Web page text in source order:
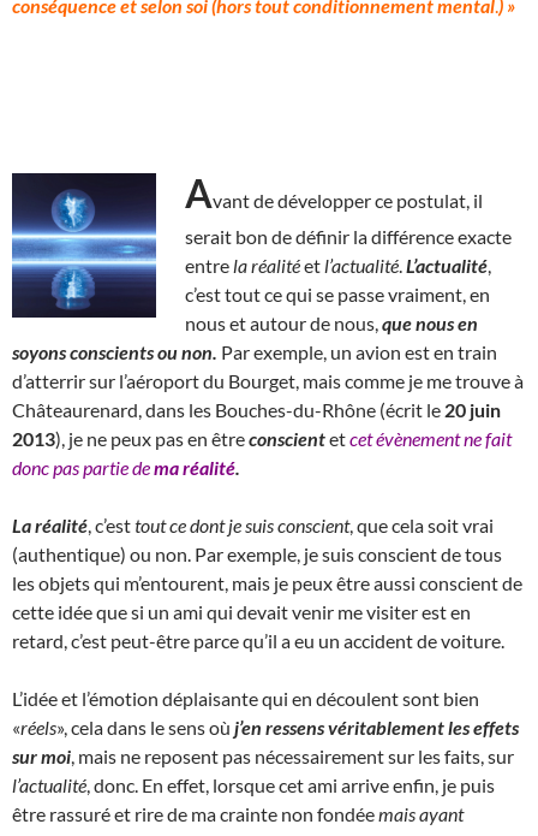
conséquence et selon soi (hors tout conditionnement mental ) »
Avant de développer ce postulat, il
serait bon de définir la différence exacte
entre laréalitéet l’actualité L’actualité
c’est tout ce qui se passe vraiment, en
nous et autour de nous, que nous en
soyons conscients ou non. Par exemple, un avion est en train
d’atterrir sur l’aéroport du Bourget, mais comme je me trouve à
Châteaurenard, dans les Bouches-du-Rhône (écrit le 20 juin
2013), je ne peux pas en êtreconscientetcet évènement ne fait
donc pas partie dema réalité
La réalité , c’esttout ce dont je suis conscient, que cela soit vrai
(authentique) ou non. Par exemple, je suis conscient de tous
les objets qui m’entourent, mais je peux être aussi conscient de
cette idée que si un ami qui devait venir me visiter est en
retard, c’est peut-être parce qu’il a eu un accident de voiture.
L’idée et l’émotion déplaisante qui en découlent sont bien
«réels», cela dans le sens où j’en ressens véritablement les effets
sur moi , mais ne reposent pas nécessairement sur les faits, sur
l’actualité , donc. En effet, lorsque cet ami arrive enfin, je puis
être rassuré et rire de ma crainte non fondéemais ayant